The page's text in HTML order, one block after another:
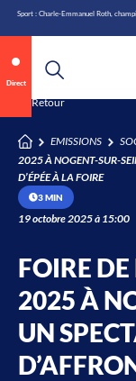
Aller
au
contenu
Sport : Charle-Emmanuel Roth,
Direct
Retour
EMISSIONS
2025 À NOGENT-SUR-
D’ÉPÉE À LA FOIRE
0:07 / 0:12
3 MIN
19 octobre 2025 à 15:00
FOIRE
2025 À
UN